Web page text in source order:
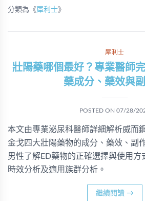
分類為《犀利士》
犀利士
壯陽藥哪個最好？專業醫師
藥成分、藥效與
POSTED ON 07/28/
本文由專業泌尿科醫師詳細解析威而
金戈四大壯陽藥物的成分、藥效、副
男性了解ED藥物的正確選擇與使用方
時效分析及適用族群分析。
繼續閱讀 →